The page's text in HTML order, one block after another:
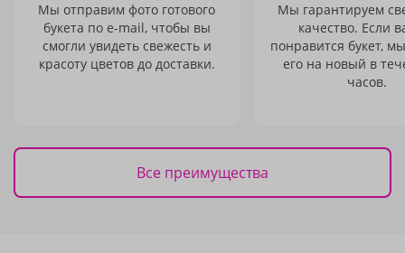
Мы отправим фото готового
букета по e-mail, чтобы вы
смогли увидеть свежесть и
красоту цветов до доставки.
Мы гарантируем
качество. Если
понравится букет,
его на новый в
часов.
Все преимущества